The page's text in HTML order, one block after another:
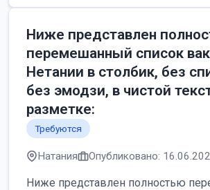
Ниже представлен
перемешанный список
Нетании в столбик, без
без эмодзи, в чистой
разметке:
Требуются
Натания Опубликовано:
Ниже представлен полностью